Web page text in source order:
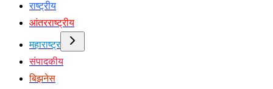
राष्ट्रीय
आंतरराष्ट्रीय
महाराष्ट्र
संपादकीय
बिझनेस